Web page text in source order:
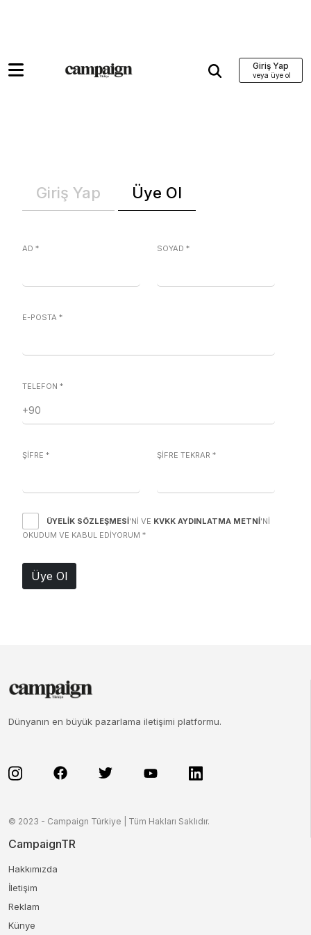
Giriş Yap
Giriş Yap Üye Ol
AD * SOYAD *
E-POSTA *
TELEFON *
ŞİFRE * ŞİFRE TEKRAR *
ÜYELIK SÖZLEŞMESI'NI VE KVKK AYDINLATMA METNI'NI
OKUDUM VE KABUL EDIYORUM *
Üye Ol
Dünyanın en büyük pazarlama iletişimi platformu.
© 2023 - Campaign Türkiye | Tüm Hakları Saklıdır.
CampaignTR
Hakkımızda
İletişim
Reklam
Künye